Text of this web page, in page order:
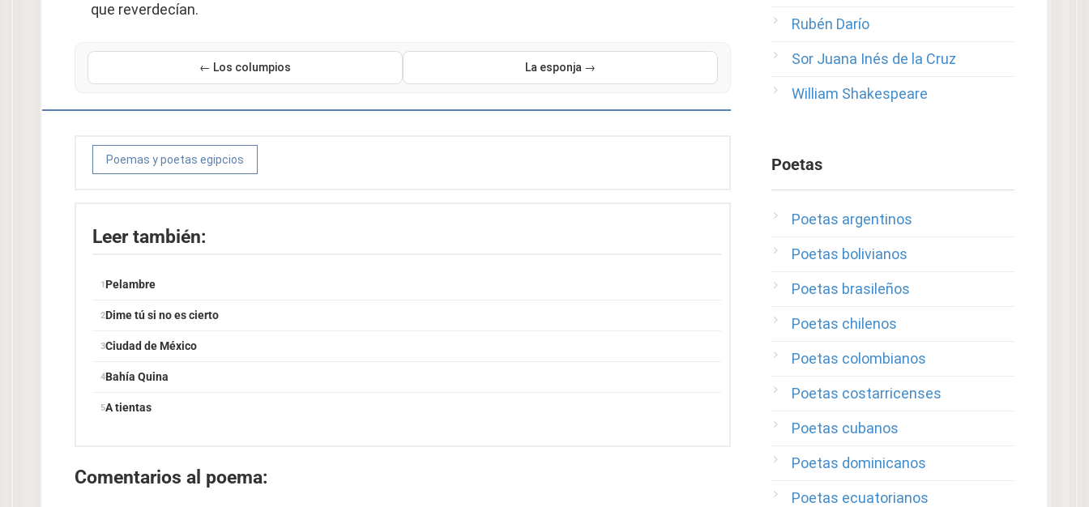
que reverdecían.
← Los columpios La esponja →
Poemas y poetas egipcios
Leer también:
Pelambre
Dime tú si no es cierto
Ciudad de México
Bahía Quina
A tientas
Comentarios al poema:
Rubén Darío
Sor Juana Inés de la Cruz
William Shakespeare
Poetas
Poetas argentinos
Poetas bolivianos
Poetas brasileños
Poetas chilenos
Poetas colombianos
Poetas costarricenses
Poetas cubanos
Poetas dominicanos
Poetas ecuatorianos